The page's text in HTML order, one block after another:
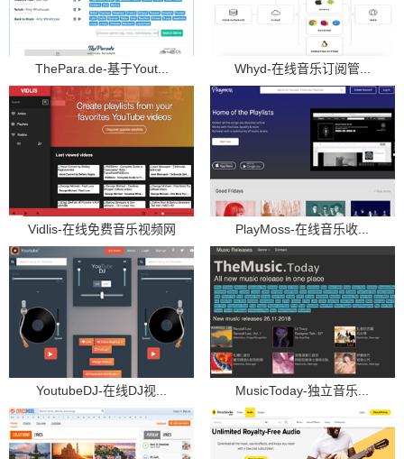
ThePara.de-基于Yout... Whyd-在线音乐订阅管...
Vidlis-在线免费音乐视频网 PlayMoss-在线音乐收...
YoutubeDJ-在线DJ视... MusicToday-独立音乐...